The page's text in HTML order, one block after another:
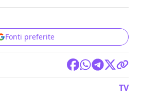
Fonti preferite
TV